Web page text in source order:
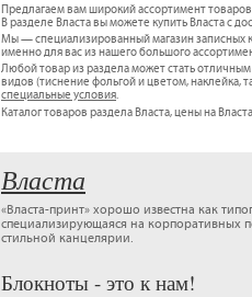
Предлагаем вам широкий ассортимент товаров
В разделе Власта вы можете купить Власта с
Мы — специализированный магазин записных
именно для вас из нашего большого
Любой товар из раздела может стать
видов (тиснение фольгой и цветом, наклейка,
специальные условия.
Каталог товаров раздела Власта, цены на
Власта
«Власта-принт» хорошо известна как
специализирующаяся на корпоративных
стильной канцелярии.
Блокноты - это к нам!